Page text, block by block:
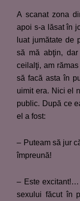
A scanat zona
apoi s-a lăsat în
luat jumătate
să mă abţin,
ceilalţi, am
să facă asta în
uimit era. Nici el
public. După ce
el a fost:
– Puteam să jur
împreună!
– Este
sexului făcut în